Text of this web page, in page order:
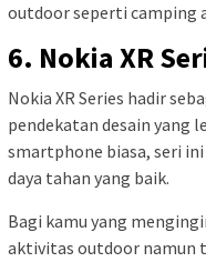
outdoor seperti camping
6. Nokia XR
Nokia XR Series hadir
pendekatan desain yang
smartphone biasa, seri
daya tahan yang baik.
Bagi kamu yang
aktivitas outdoor namun